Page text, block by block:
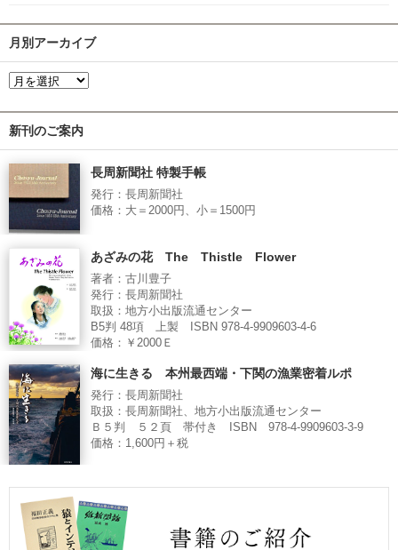
月別アーカイブ
新刊のご案内
長周新聞社 特製手帳
発行：長周新聞社
価格：大＝2000円、小＝1500円
あざみの花 The Thistle Flower
著者：古川豊子
発行：長周新聞社
取扱：地方小出版流通センター
B5判 48項 上製 ISBN 978-4-9909603-4-6
価格：￥2000Ｅ
海に生きる 本州最西端・下関の漁業密着ルポ
発行：長周新聞社
取扱：長周新聞社、地方小出版流通センター
Ｂ５判 ５２頁 帯付き ISBN 978-4-9909603-3-9
価格：1,600円＋税